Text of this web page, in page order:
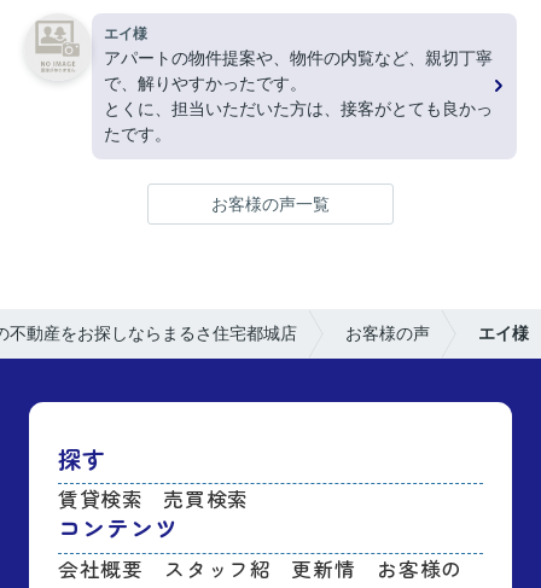
エイ様
アパートの物件提案や、物件の内覧など、親切丁寧
で、解りやすかったです。
とくに、担当いただいた方は、接客がとても良かっ
たです。
お客様の声一覧
不動産をお探しならまるさ住宅都城店 お客様の声 エイ様
探す
賃貸検索 売買検索
コンテンツ
会社概要
スタッフ紹
更新情
お客様の